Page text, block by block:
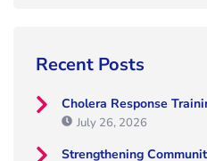
Recent Posts
Cholera Response
July 26, 2026
Strengthening